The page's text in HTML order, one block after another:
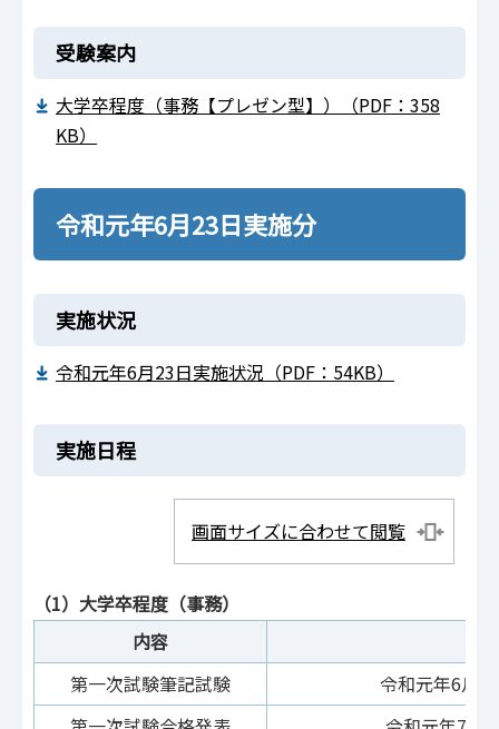
受験案内
大学卒程度（事務【プレゼン型】）（PDF：358
KB）
令和元年6月23日実施分
実施状況
令和元年6月23日実施状況（PDF：54KB）
実施日程
画面サイズに合わせて閲覧
（1）大学卒程度（事務）
内容
第一次試験筆記試験
令和元年6月